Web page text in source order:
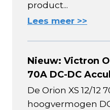
product...
Lees meer >>
Nieuw: Victron
70A DC-DC
De Orion XS 12/12
hoogvermogen